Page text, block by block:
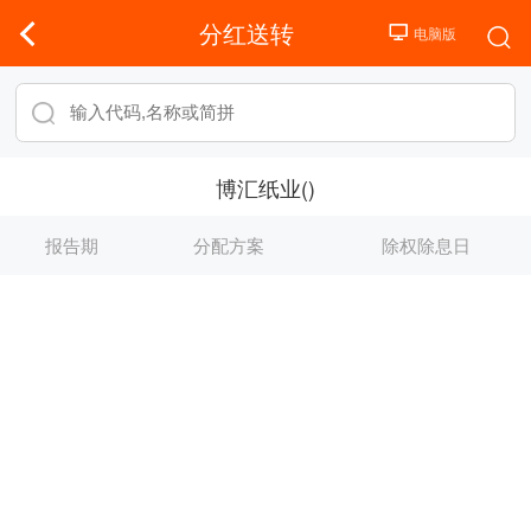
分红送转
博汇纸业()
报告期 分配方案 除权除息日